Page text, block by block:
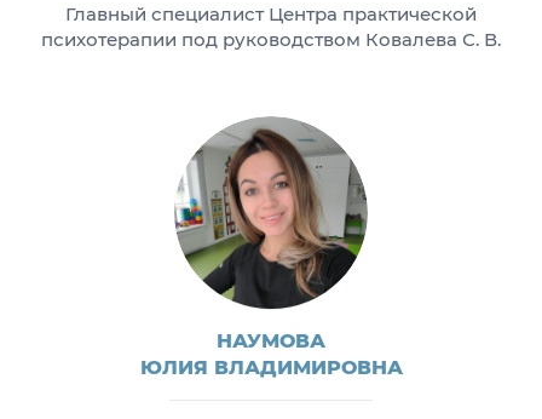
Главный специалист Центра практической
психотерапии под руководством Ковалева С. В.
НАУМОВА
ЮЛИЯ ВЛАДИМИРОВНА